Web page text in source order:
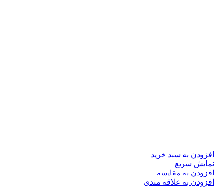
افزودن به سبد خرید
نمایش سریع
افزودن به مقایسه
افزودن به علاقه مندی